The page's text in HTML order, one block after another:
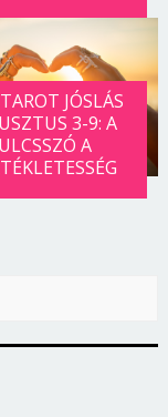
JÓSLÁS
3-9: A
A